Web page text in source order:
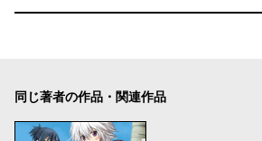
同じ著者の作品・関連作品